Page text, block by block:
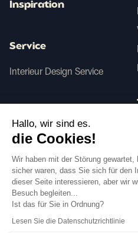
Folgen Sie uns
Inspiration
Service
Interieur Design Service
Hallo, wir sind es.
die Cookies!
Wir haben mit der Störung gewartet,
sicher waren, dass Sie sich für den
dieser Seite interessieren, aber wir
Besuch begleiten...
Ist das für Sie in Ordnung?
Lesen Sie die Datenschutzrichtlinie